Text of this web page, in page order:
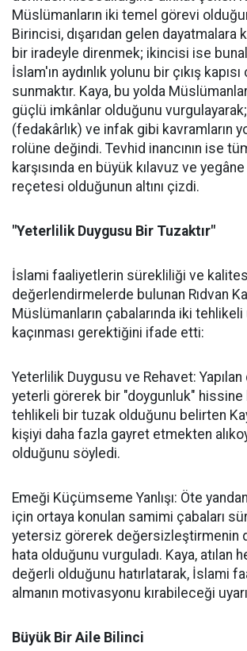
Müslümanların iki temel görevi
Birincisi, dışarıdan gelen dayatmalara
bir iradeyle direnmek; ikincisi ise
İslam'ın aydınlık yolunu bir çıkış
sunmaktır. Kaya, bu yolda
güçlü imkânlar olduğunu
(fedakârlık) ve infak gibi kavramların
rolüne değindi. Tevhid inancının ise
karşısında en büyük kılavuz ve
reçetesi olduğunun altını çizdi.
"Yeterlilik Duygusu Bir Tuzaktır"
İslami faaliyetlerin sürekliliği ve
değerlendirmelerde bulunan Rıdvan
Müslümanların çabalarında iki
kaçınması gerektiğini ifade etti:
Yeterlilik Duygusu ve Rehavet: Yapılan
yeterli görerek bir "doygunluk" hissine
tehlikeli bir tuzak olduğunu belirten
kişiyi daha fazla gayret etmekten
olduğunu söyledi.
Emeği Küçümseme Yanlışı: Öte
için ortaya konulan samimi çabaları
yetersiz görerek değersizleştirmenin
hata olduğunu vurguladı. Kaya, atılan
değerli olduğunu hatırlatarak, İslami
almanın motivasyonu kırabileceği
Büyük Bir Aile Bilinci